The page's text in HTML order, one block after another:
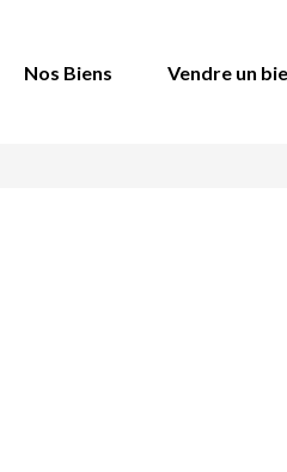
Nos Biens Vendre un